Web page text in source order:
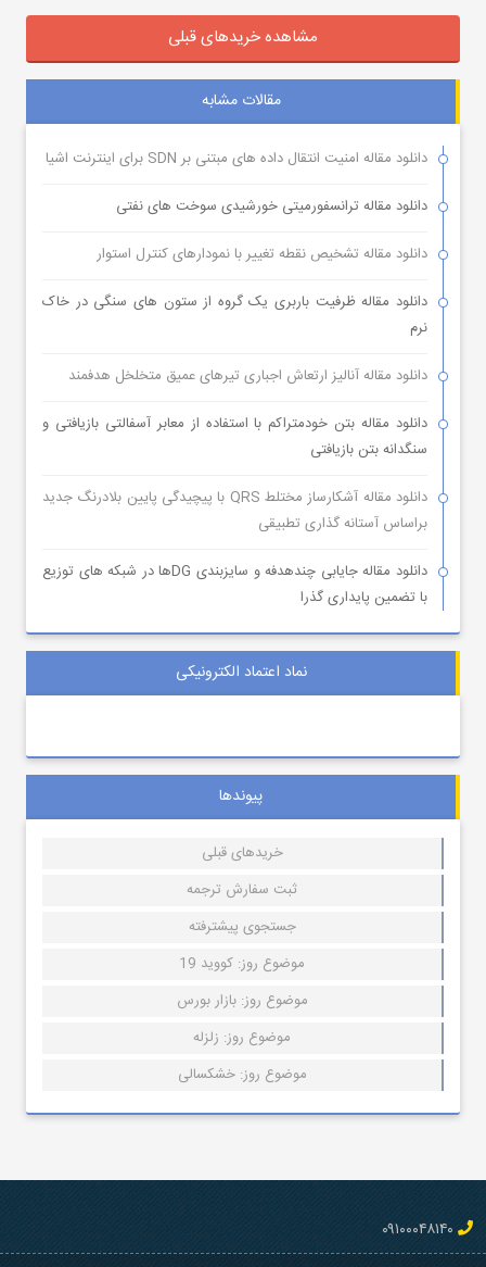
مشاهده خریدهای قبلی
مقالات مشابه
دانلود مقاله امنیت انتقال داده های مبتنی بر SDN برای اینترنت اشیا
دانلود مقاله ترانسفورمیتی خورشیدی سوخت های نفتی
دانلود مقاله تشخیص نقطه تغییر با نمودارهای کنترل استوار
دانلود مقاله ظرفیت باربری یک گروه از ستون های سنگی در خاک
نرم
دانلود مقاله آنالیز ارتعاش اجباری تیرهای عمیق متخلخل هدفمند
دانلود مقاله بتن خودمتراکم با استفاده از معابر آسفالتی بازیافتی و
سنگدانه بتن بازیافتی
دانلود مقاله آشکارساز مختلط QRS با پیچیدگی پایین بلادرنگ جدید
براساس آستانه گذاری تطبیقی
دانلود مقاله جایابی چندهدفه و سایزبندی DGها در شبکه های توزیع
با تضمین پایداری گذرا
نماد اعتماد الکترونیکی
پیوندها
خریدهای قبلی
ثبت سفارش ترجمه
جستجوی پیشترفته
موضوع روز: کووید 19
موضوع روز: بازار بورس
موضوع روز: زلزله
موضوع روز: خشکسالی